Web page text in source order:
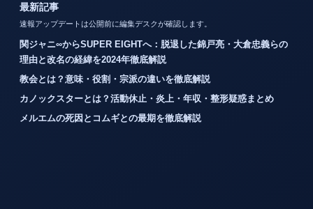
最新記事
速報アップデートは公開前に編集デスクが確認します。
関ジャニ∞からSUPER EIGHTへ：脱退した錦戸亮・大倉忠義らの
理由と改名の経緯を2024年徹底解説
教会とは？意味・役割・宗派の違いを徹底解説
カノックスターとは？活動休止・炎上・年収・整形疑惑まとめ
メルエムの死因とコムギとの最期を徹底解説